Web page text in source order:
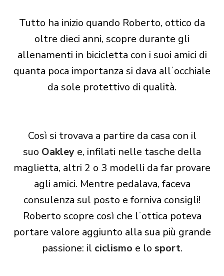
Tutto ha inizio quando Roberto, ottico da
oltre dieci anni, scopre durante gli
allenamenti in bicicletta con i suoi amici di
quanta poca importanza si dava allʼocchiale
da sole protettivo di qualità.
Così si trovava a partire da casa con il
suo Oakley e, infilati nelle tasche della
maglietta, altri 2 o 3 modelli da far provare
agli amici. Mentre pedalava, faceva
consulenza sul posto e forniva consigli!
Roberto scopre così che lʼottica poteva
portare valore aggiunto alla sua più grande
passione: il ciclismo e lo sport.